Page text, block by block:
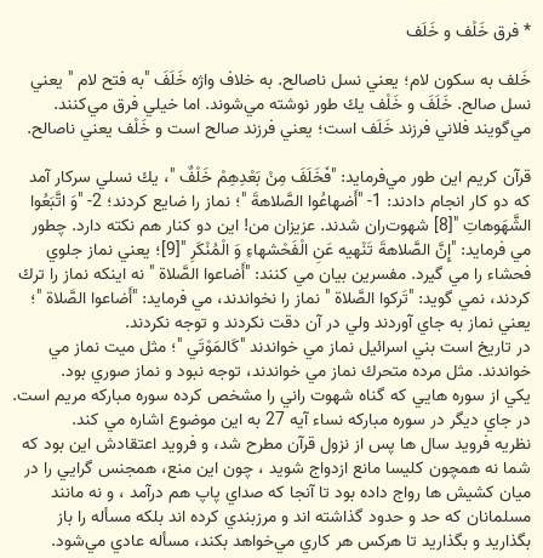
* فرق خَلْف و خَلَف
خَلف به سكون لام؛ يعني نسل ناصالح. به خلاف واژه خَلَفَ "به فتح لام " يعني
نسل صالح. خَلَفَ و خَلْف يك طور نوشته مي‌شوند. اما خيلي فرق مي‌كنند.
مي‌گويند فلاني فرزند خَلَف است؛ يعني فرزند صالح است و خَلْف يعني ناصالح.
قرآن كريم اين طور مي‌فرمايد: "فَخَلَفَ مِنْ بَعْدِهِمْ خَلْفٌ "، يك نسلي سركار آمد
كه دو كار انجام دادند: 1- "أَضهاعُوا الصَّلاهةَ "؛ نماز را ضايع كردند؛ 2- "وَ اتَّبَعُوا
الشَّهَوهاتِ "[8] شهوت‌ران شدند. عزيزان من! اين دو كنار هم نكته دارد. چطور
مي فرمايد: "إِنَّ الصَّلاهةَ تَنْهيه عَنِ الْفَحْشهاءِ وَ الْمُنْكَرِ "[9]؛ يعني نماز جلوي
فحشاء را مي گيرد. مفسرين بيان مي كنند: "أَضاعوا الصَّلاة " نه اينكه نماز را ترك
كردند، نمي گويد: "تَركوا الصَّلاة " نماز را نخواندند، مي فرمايد: "أَضاعوا الصَّلاة "؛
يعني نماز به جاي آوردند ولي در آن دقت نكردند و توجه نكردند.
در تاريخ است بني اسرائيل نماز مي خواندند "كَالمَوْتَي "؛ مثل ميت نماز مي
خواندند. مثل مرده متحرك نماز مي خواندند، توجه نبود و نماز صوري بود.
يكي از سوره هايي كه گناه شهوت راني را مشخص كرده سوره مباركه مريم است.
در جاي ديگر در سوره مباركه نساء آيه 27 به اين موضوع اشاره مي كند.
نظريه فرويد سال ها پس از نزول قرآن مطرح شد، و فرويد اعتقادش اين بود كه
شما نه همچون كليسا مانع ازدواج شويد ، چون اين منع، همجنس گرايي را در
ميان كشيش ها رواج داده بود تا آنجا كه صداي پاپ هم درآمد ، و نه مانند
مسلمانان كه حد و حدود گذاشته اند و مرزبندي كرده اند بلكه مسأله را باز
بگذاريد و بگذاريد تا هركس هر كاري مي‌خواهد بكند، مسأله عادي مي‌شود.